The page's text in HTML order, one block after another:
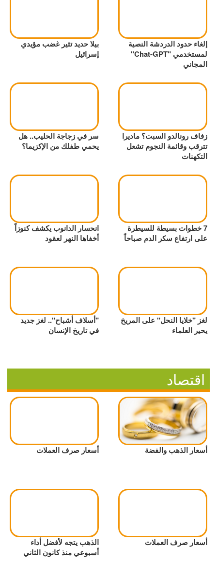
إلغاء حدود الدردشة النصية
لمستخدمي "Chat-GPT"
المجاني
بيلا حديد تثير غضب مؤيدي
إسرائيل
زفاف رونالدو السبت؟ ماديرا
تترقب وقائمة النجوم تشعل
التكهنات
سر في زجاجة الحليب.. هل
يحمي طفلك من الإكزيما؟
7 خطوات بسيطة للسيطرة
على ارتفاع سكر الدم صباحاً
انحسار الدانوب يكشف كنوزاً
أخفاها النهر لعقود
لغز "خلايا النحل" على المريخ
يحير العلماء
"أسلاف أشباح".. لغز جديد
في تاريخ الإنسان
اقتصاد
أسعار الذهب والفضة أسعار صرف العملات
أسعار صرف العملات
الذهب يتجه لأفضل أداء
أسبوعي منذ كانون الثاني